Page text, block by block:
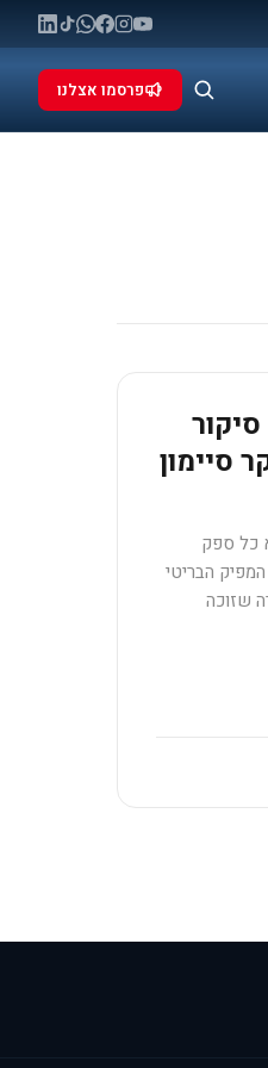
מלחמה: המאני טיים שלכם להתפרסם
פרסמו אצלנו
סיימון
כל ספק
המפיק הבריטי
שזוכה